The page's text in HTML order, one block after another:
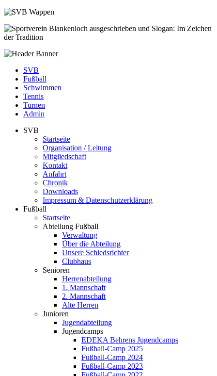
SVB
Fußball
Schwimmen
Tennis
Turnen
Admin
SVB
Startseite
Organisation / Leitung
Mitgliedschaft
Kontakt
Anfahrt
Chronik
Downloads
Impressum & Datenschutzerklärung
Fußball
Startseite
Abteilung Fußball
Verwaltung
Über die Abteilung
Unsere Schiedsrichter
Clubhaus
Senioren
Herrenabteilung
1. Mannschaft
2. Mannschaft
Alte Herren
Junioren
Jugendabteilung
Jugendcamps
EDEKA Behrens Jugendcamps
Fußball-Camp 2025
Fußball-Camp 2024
Fußball-Camp 2023